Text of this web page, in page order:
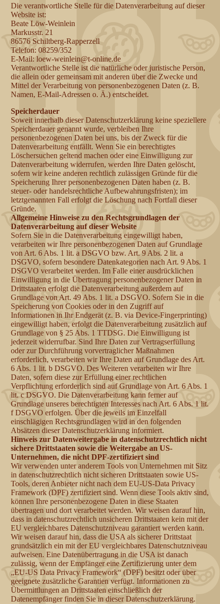
Die verantwortliche Stelle für die Datenverarbeitung auf dieser
Website ist:
Beate Löw-Weinlein
Markusstr. 21
86576 Schiltberg-Rapperzell
Telefon: 08259/352
E-Mail: loew-weinlein@t-online.de
Verantwortliche Stelle ist die natürliche oder juristische Person,
die allein oder gemeinsam mit anderen über die Zwecke und
Mittel der Verarbeitung von personenbezogenen Daten (z. B.
Namen, E-Mail-Adressen o. Ä.) entscheidet.
Speicherdauer
Soweit innerhalb dieser Datenschutzerklärung keine speziellere
Speicherdauer genannt wurde, verbleiben Ihre
personenbezogenen Daten bei uns, bis der Zweck für die
Datenverarbeitung entfällt. Wenn Sie ein berechtigtes
Löschersuchen geltend machen oder eine Einwilligung zur
Datenverarbeitung widerrufen, werden Ihre Daten gelöscht,
sofern wir keine anderen rechtlich zulässigen Gründe für die
Speicherung Ihrer personenbezogenen Daten haben (z. B.
steuer- oder handelsrechtliche Aufbewahrungsfristen); im
letztgenannten Fall erfolgt die Löschung nach Fortfall dieser
Gründe.
Allgemeine Hinweise zu den Rechtsgrundlagen der
Datenverarbeitung auf dieser Website
Sofern Sie in die Datenverarbeitung eingewilligt haben,
verarbeiten wir Ihre personenbezogenen Daten auf Grundlage
von Art. 6 Abs. 1 lit. a DSGVO bzw. Art. 9 Abs. 2 lit. a
DSGVO, sofern besondere Datenkategorien nach Art. 9 Abs. 1
DSGVO verarbeitet werden. Im Falle einer ausdrücklichen
Einwilligung in die Übertragung personenbezogener Daten in
Drittstaaten erfolgt die Datenverarbeitung außerdem auf
Grundlage von Art. 49 Abs. 1 lit. a DSGVO. Sofern Sie in die
Speicherung von Cookies oder in den Zugriff auf
Informationen in Ihr Endgerät (z. B. via Device-Fingerprinting)
eingewilligt haben, erfolgt die Datenverarbeitung zusätzlich auf
Grundlage von § 25 Abs. 1 TTDSG. Die Einwilligung ist
jederzeit widerrufbar. Sind Ihre Daten zur Vertragserfüllung
oder zur Durchführung vorvertraglicher Maßnahmen
erforderlich, verarbeiten wir Ihre Daten auf Grundlage des Art.
6 Abs. 1 lit. b DSGVO. Des Weiteren verarbeiten wir Ihre
Daten, sofern diese zur Erfüllung einer rechtlichen
Verpflichtung erforderlich sind auf Grundlage von Art. 6 Abs. 1
lit. c DSGVO. Die Datenverarbeitung kann ferner auf
Grundlage unseres berechtigten Interesses nach Art. 6 Abs. 1 lit.
f DSGVO erfolgen. Über die jeweils im Einzelfall
einschlägigen Rechtsgrundlagen wird in den folgenden
Absätzen dieser Datenschutzerklärung informiert.
Hinweis zur Datenweitergabe in datenschutzrechtlich nicht
sichere Drittstaaten sowie die Weitergabe an US-
Unternehmen, die nicht DPF-zertifiziert sind
Wir verwenden unter anderem Tools von Unternehmen mit Sitz
in datenschutzrechtlich nicht sicheren Drittstaaten sowie US-
Tools, deren Anbieter nicht nach dem EU-US-Data Privacy
Framework (DPF) zertifiziert sind. Wenn diese Tools aktiv sind,
können Ihre personenbezogene Daten in diese Staaten
übertragen und dort verarbeitet werden. Wir weisen darauf hin,
dass in datenschutzrechtlich unsicheren Drittstaaten kein mit der
EU vergleichbares Datenschutzniveau garantiert werden kann.
Wir weisen darauf hin, dass die USA als sicherer Drittstaat
grundsätzlich ein mit der EU vergleichbares Datenschutzniveau
aufweisen. Eine Datenübertragung in die USA ist danach
zulässig, wenn der Empfänger eine Zertifizierung unter dem
„EU-US Data Privacy Framework“ (DPF) besitzt oder über
geeignete zusätzliche Garantien verfügt. Informationen zu
Übermittlungen an Drittstaaten einschließlich der
Datenempfänger finden Sie in dieser Datenschutzerklärung.